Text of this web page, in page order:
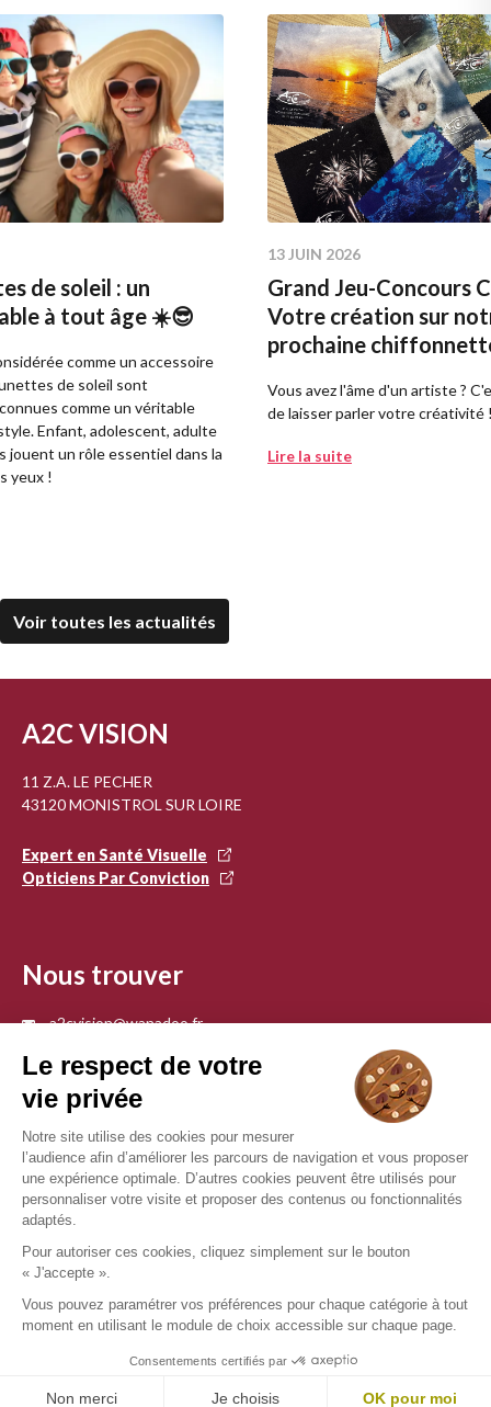
de soleil : un
à tout âge ☀️😎
comme un accessoire
de soleil sont
comme un véritable
Enfant, adolescent, adulte
jouent un rôle essentiel dans la
yeux !
13 JUIN 2026
Grand Jeu-Concours
Votre création sur
prochaine
Vous avez l'âme d'un artiste ?
de laisser parler votre créativité
Lire la suite
Voir toutes les actualités
A2C VISION
11 Z.A. LE PECHER
43120 MONISTROL SUR LOIRE
Expert en Santé Visuelle
Opticiens Par Conviction
Votre opticien proche de vous
Opticien Bas-en-basset Opticien Monistrol-sur-loire
Nous trouver
a2cvision@wanadoo.fr
Nous contacter
Mentions légales CGU
Politique de confidentialité
Groupe all © - Tous droits réservés - 2026